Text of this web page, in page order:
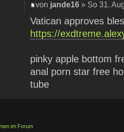
von jande16 » So 31.
Vatican approves
https://
pinky apple bottom
anal porn star free
tube
im Forum